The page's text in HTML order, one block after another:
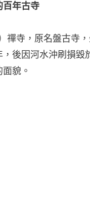
百年古寺
禪寺，原名盤古寺
後因河水沖刷損毀
貌。